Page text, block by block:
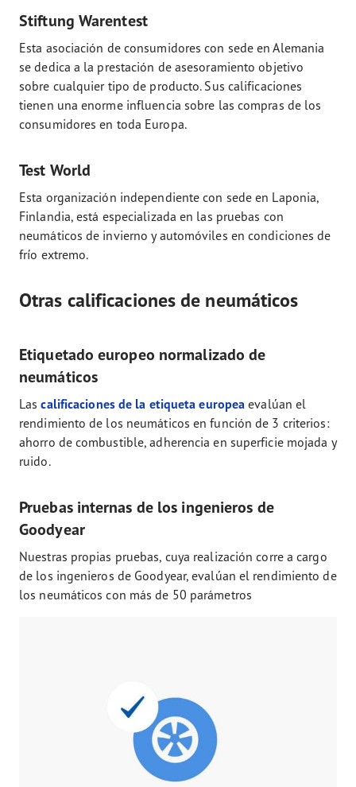
Stiftung Warentest
Esta asociación de consumidores con sede en Alemania
se dedica a la prestación de asesoramiento objetivo
sobre cualquier tipo de producto. Sus calificaciones
tienen una enorme influencia sobre las compras de los
consumidores en toda Europa.
Test World
Esta organización independiente con sede en Laponia,
Finlandia, está especializada en las pruebas con
neumáticos de invierno y automóviles en condiciones de
frío extremo.
Otras calificaciones de neumáticos
Etiquetado europeo normalizado de
neumáticos
Lascalificaciones de la etiqueta europea evalúan el
rendimiento de los neumáticos en función de 3 criterios:
ahorro de combustible, adherencia en superficie mojada y
ruido.
Pruebas internas de los ingenieros de
Goodyear
Nuestras propias pruebas, cuya realización corre a cargo
de los ingenieros de Goodyear, evalúan el rendimiento de
los neumáticos con más de 50 parámetros